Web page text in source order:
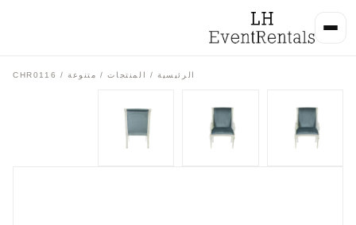
الرئيسية/ المنتجات / متنوعة/ CHR0116